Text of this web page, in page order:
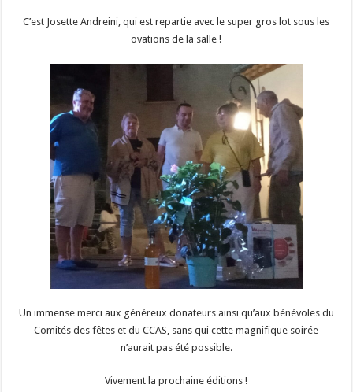
C’est Josette Andreini, qui est repartie avec le super gros lot sous les
ovations de la salle !
Un immense merci aux généreux donateurs ainsi qu’aux bénévoles du
Comités des fêtes et du CCAS, sans qui cette magnifique soirée
n’aurait pas été possible.
Vivement la prochaine éditions !